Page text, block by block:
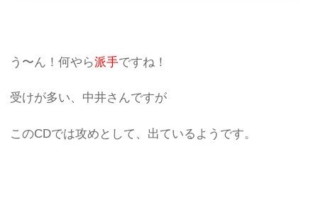
う〜ん！何やら派手ですね！
受けが多い、中井さんですが
このCDでは攻めとして、出ているようです。